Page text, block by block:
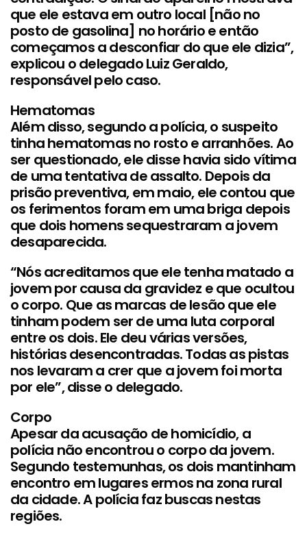
que ele estava em outro local [não no
posto de gasolina] no horário e então
começamos a desconfiar do que ele dizia”,
explicou o delegado Luiz Geraldo,
responsável pelo caso.
Hematomas
Além disso, segundo a polícia, o suspeito
tinha hematomas no rosto e arranhões. Ao
ser questionado, ele disse havia sido vítima
de uma tentativa de assalto. Depois da
prisão preventiva, em maio, ele contou que
os ferimentos foram em uma briga depois
que dois homens sequestraram a jovem
desaparecida.
“Nós acreditamos que ele tenha matado a
jovem por causa da gravidez e que ocultou
o corpo. Que as marcas de lesão que ele
tinham podem ser de uma luta corporal
entre os dois. Ele deu várias versões,
histórias desencontradas. Todas as pistas
nos levaram a crer que a jovem foi morta
por ele”, disse o delegado.
Corpo
Apesar da acusação de homicídio, a
polícia não encontrou o corpo da jovem.
Segundo testemunhas, os dois mantinham
encontro em lugares ermos na zona rural
da cidade. A polícia faz buscas nestas
regiões.